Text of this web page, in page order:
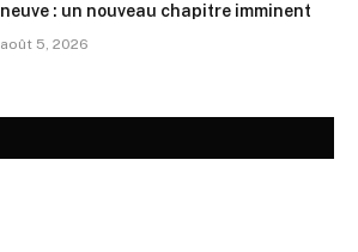
neuve : un nouveau chapitre imminent
août 5, 2026